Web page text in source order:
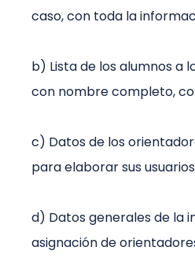
caso, con toda la
b) Lista de los alumnos a
con nombre completo,
c) Datos de los
para elaborar sus
d) Datos generales de la
asignación de